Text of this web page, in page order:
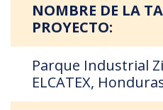
NOMBRE DE LA
PROYECTO:
Parque Industrial
ELCATEX,